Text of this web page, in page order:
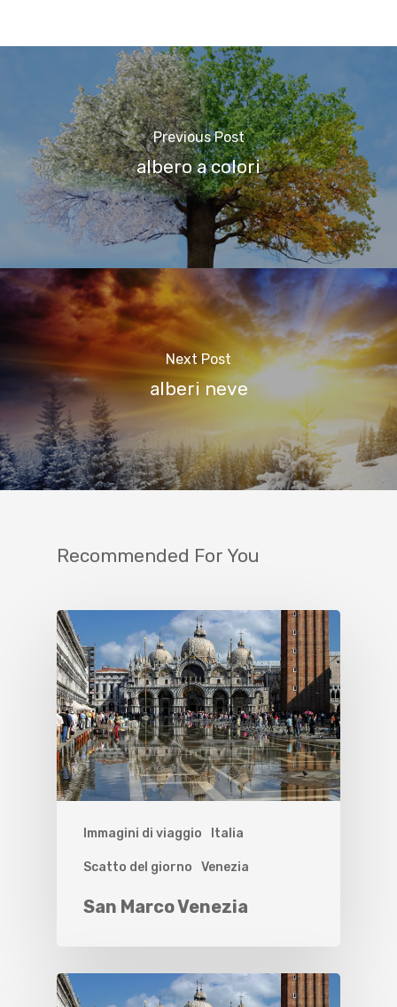
Previous Post
albero a colori
Next Post
alberi neve
Recommended For You
Immagini di viaggio Italia
Scatto del giorno Venezia
San Marco Venezia